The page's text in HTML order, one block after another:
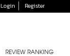
Login Register
REVIEW RANKING